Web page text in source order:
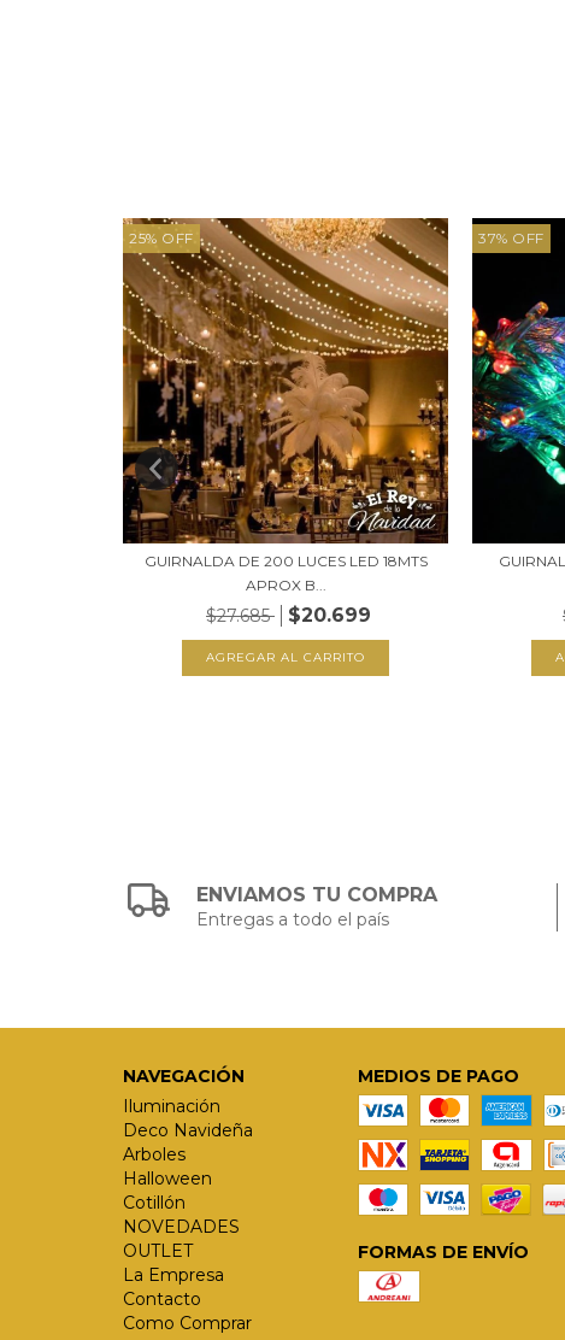
25% OFF
GUIRNALDA DE 200 LUCES LED 18MTS
APROX B...
$27.685 $20.699
37% OFF
ENVIAMOS TU COMPRA
Entregas a todo el país
NAVEGACIÓN
Iluminación
Deco Navideña
Arboles
Halloween
Cotillón
NOVEDADES
OUTLET
La Empresa
Contacto
Como Comprar
MEDIOS DE PAGO
FORMAS DE ENVÍO